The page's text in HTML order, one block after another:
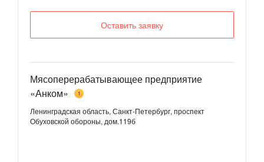
Оставить заявку
Мясоперерабатывающее предприятие
«Анком»
1
Ленинградская область, Санкт-Петербург, проспект
Обуховской обороны, дом.119б